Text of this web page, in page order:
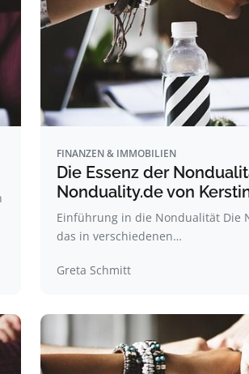
FINANZEN & IMMOBILIEN
Die Essenz der
Nonduality.de von
Einführung in die Nondualität Die
das in verschiedenen…
Greta Schmitt